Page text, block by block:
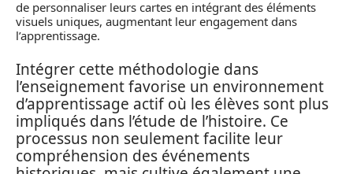
de personnaliser leurs cartes en intégrant des éléments
visuels uniques, augmentant leur engagement dans
l’apprentissage.
Intégrer cette méthodologie dans
l’enseignement favorise un environnement
d’apprentissage actif où les élèves sont plus
impliqués dans l’étude de l’histoire. Ce
processus non seulement facilite leur
compréhension des événements